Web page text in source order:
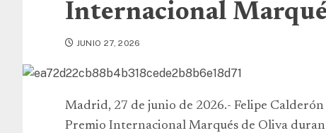
Internacional
JUNIO 27, 2026
Madrid, 27 de junio de 2026.- Felipe
Premio Internacional Marqués de Oliva